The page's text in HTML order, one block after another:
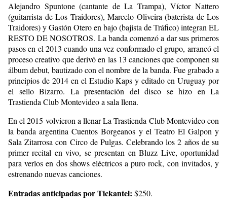
Alejandro Spuntone (cantante de La Trampa), Víctor Nattero
(guitarrista de Los Traidores), Marcelo Oliveira (baterista de Los
Traidores) y Gastón Otero en bajo (bajista de Tráfico) integran EL
RESTO DE NOSOTROS. La banda comenzó a dar sus primeros
pasos en el 2013 cuando una vez conformado el grupo, arrancó el
proceso creativo que derivó en las 13 canciones que componen su
álbum debut, bautizado con el nombre de la banda. Fue grabado a
principios de 2014 en el Estudio Kaps y editado en Uruguay por
el sello Bizarro. La presentación del disco se hizo en La
Trastienda Club Montevideo a sala llena.
En el 2015 volvieron a llenar La Trastienda Club Montevideo con
la banda argentina Cuentos Borgeanos y el Teatro El Galpon y
Sala Zitarrosa con Circo de Pulgas. Celebrando los 2 años de su
primer recital en vivo, se presentan en Bluzz Live, oportunidad
para verlos en dos shows eléctricos a puro rock, con invitados, y
estrenando nuevas canciones.
Entradas anticipadas por Tickantel: $250.